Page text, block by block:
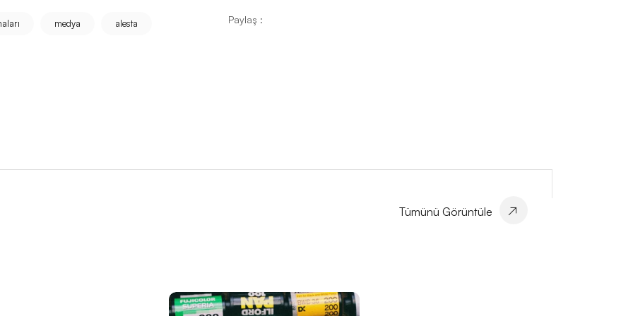
İçin İpuçları
Uzman Çözümler
medya alesta Paylaş :
Tümünü Görüntüle